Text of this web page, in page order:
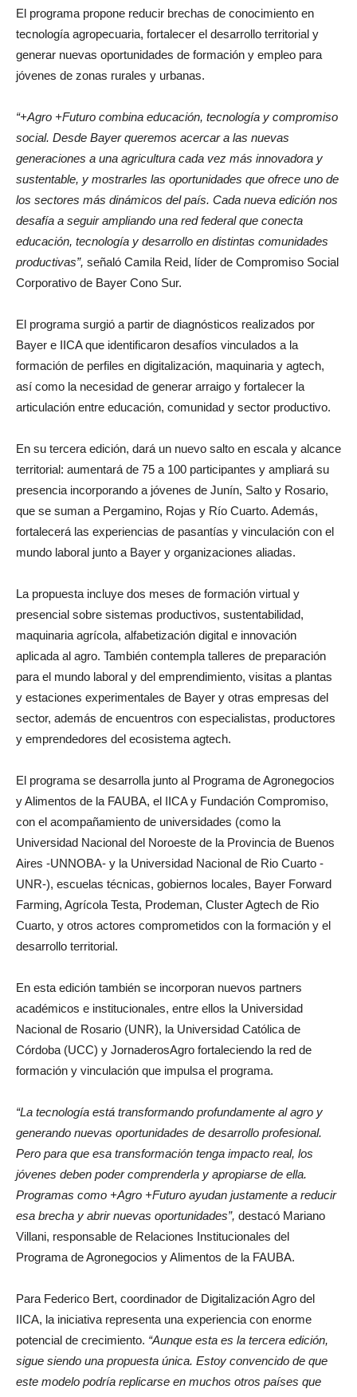
El programa propone reducir brechas de conocimiento en
tecnología agropecuaria, fortalecer el desarrollo territorial y
generar nuevas oportunidades de formación y empleo para
“+Agro +Futuro combina educación, tecnología y compromiso
social. Desde Bayer queremos acercar a las nuevas
generaciones a una agricultura cada vez más innovadora y
sustentable, y mostrarles las oportunidades que ofrece uno de
los sectores más dinámicos del país. Cada nueva edición nos
desafía a seguir ampliando una red federal que conecta
educación, tecnología y desarrollo en distintas comunidades
productivas”,señaló Camila Reid, líder de Compromiso Social
El programa surgió a partir de diagnósticos realizados por
Bayer e IICA que identificaron desafíos vinculados a la
formación de perfiles en digitalización, maquinaria y agtech,
así como la necesidad de generar arraigo y fortalecer la
En su tercera edición, dará un nuevo salto en escala y alcance
territorial: aumentará de 75 a 100 participantes y ampliará su
presencia incorporando a jóvenes de Junín, Salto y Rosario,
que se suman a Pergamino, Rojas y Río Cuarto. Además,
fortalecerá las experiencias de pasantías y vinculación con el
La propuesta incluye dos meses de formación virtual y
presencial sobre sistemas productivos, sustentabilidad,
maquinaria agrícola, alfabetización digital e innovación
aplicada al agro. También contempla talleres de preparación
para el mundo laboral y del emprendimiento, visitas a plantas
y estaciones experimentales de Bayer y otras empresas del
sector, además de encuentros con especialistas, productores
El programa se desarrolla junto al Programa de Agronegocios
y Alimentos de la FAUBA, el IICA y Fundación Compromiso,
con el acompañamiento de universidades (como la
Universidad Nacional del Noroeste de la Provincia de Buenos
Aires -UNNOBA- y la Universidad Nacional de Rio Cuarto -
UNR-), escuelas técnicas, gobiernos locales, Bayer Forward
Farming, Agrícola Testa, Prodeman, Cluster Agtech de Rio
Cuarto, y otros actores comprometidos con la formación y el
En esta edición también se incorporan nuevos partners
académicos e institucionales, entre ellos la Universidad
Nacional de Rosario (UNR), la Universidad Católica de
Córdoba (UCC) y JornaderosAgro fortaleciendo la red de
“La tecnología está transformando profundamente al agro y
generando nuevas oportunidades de desarrollo profesional.
Pero para que esa transformación tenga impacto real, los
jóvenes deben poder comprenderla y apropiarse de ella.
Programas como +Agro +Futuro ayudan justamente a reducir
esa brecha y abrir nuevas oportunidades”,destacó Mariano
Villani, responsable de Relaciones Institucionales del
Para Federico Bert, coordinador de Digitalización Agro del
IICA, la iniciativa representa una experiencia con enorme
potencial de crecimiento.“Aunque esta es la tercera edición,
sigue siendo una propuesta única. Estoy convencido de que